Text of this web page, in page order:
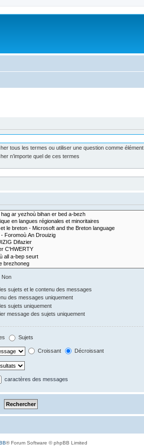
tous les termes ou utiliser une question comme élément
n’importe quel de ces termes
Non
sujets et le contenu des messages
des messages uniquement
sujets uniquement
message des sujets uniquement
Sujets
Croissant Décroissant
caractères des messages
® Forum Software © phpBB Limited